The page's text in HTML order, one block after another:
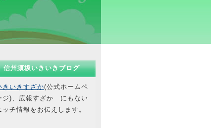
信州須坂いきいきブログ
きいきすざか(公式ホームペ
ジ)、広報すざか にもない
ッチ情報をお伝えします。